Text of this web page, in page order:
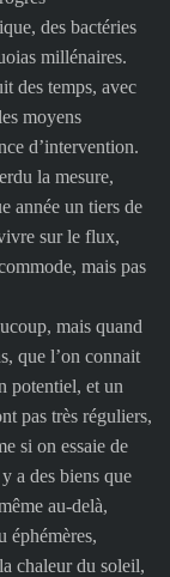
des bactéries
millénaires.
des temps, avec
moyens
d’intervention.
la mesure,
année un tiers de
sur le flux,
mais pas
mais quand
que l’on connait
potentiel, et un
pas très réguliers,
si on essaie de
a des biens que
au-delà,
éphémères,
chaleur du soleil,